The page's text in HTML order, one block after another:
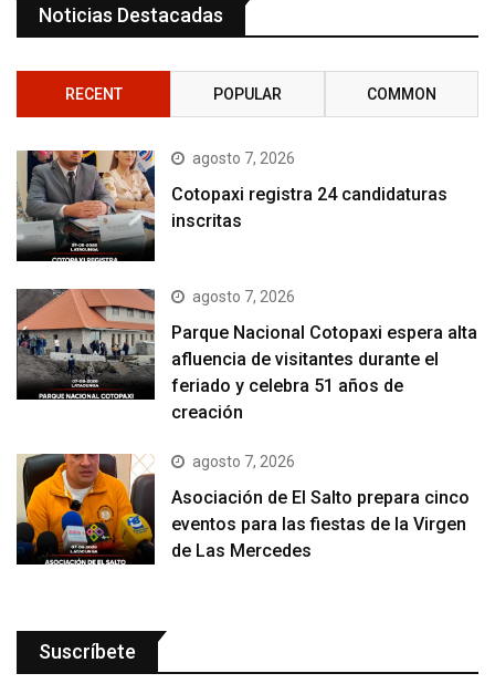
Noticias Destacadas
RECENT POPULAR COMMON
agosto 7, 2026
Cotopaxi registra 24 candidaturas
inscritas
agosto 7, 2026
Parque Nacional Cotopaxi espera alta
afluencia de visitantes durante el
feriado y celebra 51 años de
creación
agosto 7, 2026
Asociación de El Salto prepara cinco
eventos para las fiestas de la Virgen
de Las Mercedes
Suscríbete